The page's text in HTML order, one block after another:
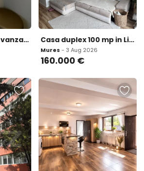
Penthouse lux de vanzare 90 mp cartier Maurer Casa duplex 100 mp in Livezeni - Zona linistita idea
Mures - 3 Aug 2026
160.000 €